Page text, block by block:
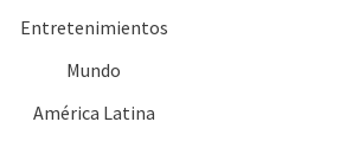
Entretenimientos
Mundo
América Latina